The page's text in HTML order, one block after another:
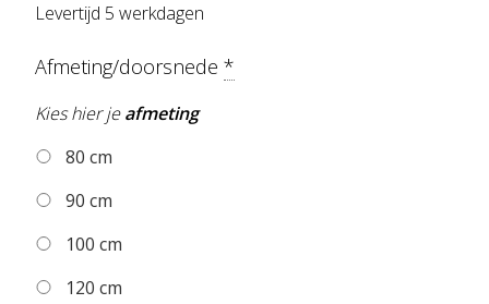
Levertijd 5 werkdagen
Afmeting/doorsnede *
Kies hier jeafmeting
80 cm
90 cm
100 cm
120 cm